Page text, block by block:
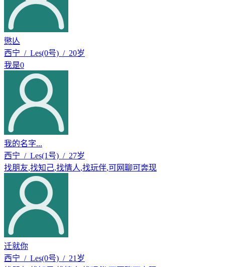
懲亾
西宁 / Les(0号) / 20岁
我是0
我的名字...
西宁 / Les(1号) / 27岁
找朋友,找知己,找情人,找玩伴,可网聊可奔现
迁就你
西宁 / Les(0号) / 21岁